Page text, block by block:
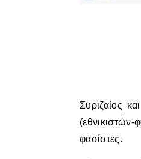
Συριζαίος και γενικώς αριστερό υποκριτικό κάθαρμα σημαίνει να υιοθετείς τον εθνικισμό των άλλων
φασίστες.